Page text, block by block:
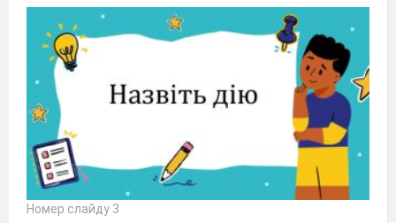
Номер слайду 3